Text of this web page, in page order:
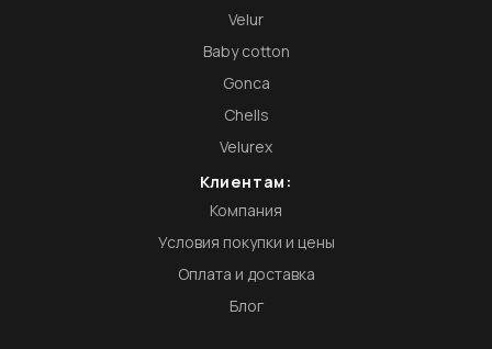
Velur
Baby cotton
Gonca
Chells
Velurex
Клиентам:
Компания
Условия покупки и цены
Оплата и доставка
Блог